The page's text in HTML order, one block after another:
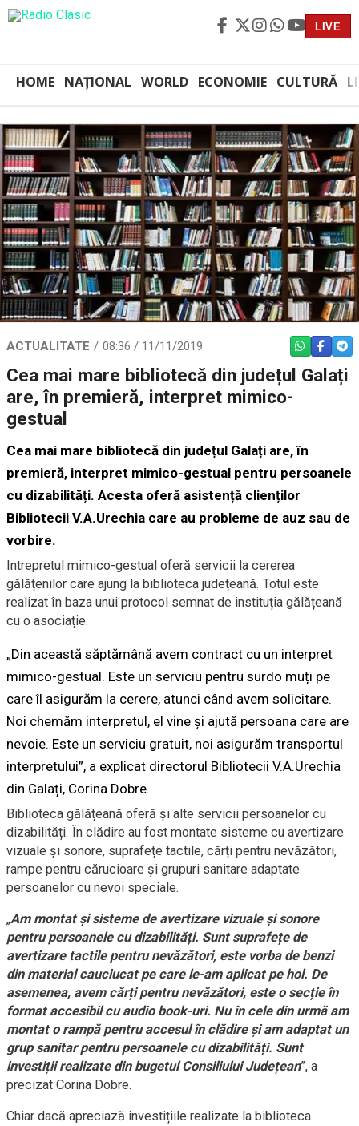
LIVE
HOME NAȚIONAL WORLD ECONOMIE CULTURĂ
ACTUALITATE 08:36 / 11/11/2019 WHATSAPP
Cea mai mare bibliotecă din județul Galați
are, în premieră, interpret mimico-
gestual
Cea mai mare bibliotecă din județul Galați are, în
premieră, interpret mimico-gestual pentru persoanele
cu dizabilități. Acesta oferă asistență clienților
Bibliotecii V.A.Urechia care au probleme de auz sau de
vorbire.
Intrepretul mimico-gestual oferă servicii la cererea
gălățenilor care ajung la biblioteca județeană. Totul este
realizat în baza unui protocol semnat de instituția gălățeană
cu o asociație.
„Din această săptămână avem contract cu un interpret
mimico-gestual. Este un serviciu pentru surdo muți pe
care îl asigurăm la cerere, atunci când avem solicitare.
Noi chemăm interpretul, el vine și ajută persoana care are
nevoie. Este un serviciu gratuit, noi asigurăm transportul
interpretului”, a explicat directorul Bibliotecii V.A.Urechia
din Galați, Corina Dobre.
Biblioteca gălățeană oferă și alte servicii persoanelor cu
dizabilități. În clădire au fost montate sisteme cu avertizare
vizuale și sonore, suprafețe tactile, cărți pentru nevăzători,
rampe pentru cărucioare și grupuri sanitare adaptate
persoanelor cu nevoi speciale.
„Am montat și sisteme de avertizare vizuale și sonore
pentru persoanele cu dizabilități. Sunt suprafețe de
avertizare tactile pentru nevăzători, este vorba de benzi
din material cauciucat pe care le-am aplicat pe hol. De
asemenea, avem cărți pentru nevăzători, este o secție în
format accesibil cu audio book-uri. Nu în cele din urmă am
montat o rampă pentru accesul în clădire și am adaptat un
grup sanitar pentru persoanele cu dizabilități. Sunt
investiții realizate din bugetul Consiliului Județean”, a
precizat Corina Dobre.
Chiar dacă apreciază investițiile realizate la biblioteca